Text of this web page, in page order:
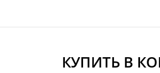
КУПИТЬ В